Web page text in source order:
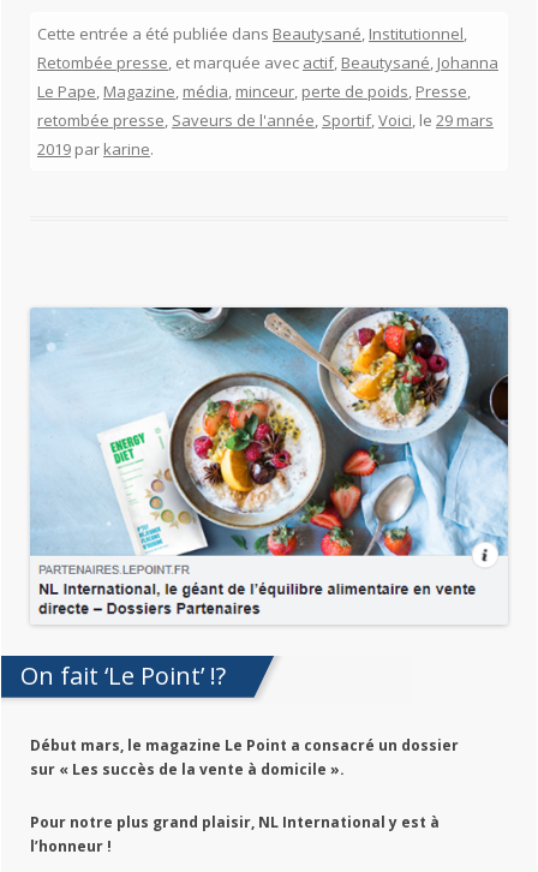
Cette entrée a été publiée dans Beautysané, Institutionnel,
Retombée presse, et marquée avec actif, Beautysané, Johanna
Le Pape, Magazine, média, minceur, perte de poids, Presse,
retombée presse, Saveurs de l'année, Sportif,Voici, le 29 mars
2019 par karine.
On fait ‘Le Point’ !?
Début mars, le magazine Le Point a consacré un dossier
sur « Les succès de la vente à domicile ».
Pour notre plus grand plaisir, NL International y est à
l’honneur !